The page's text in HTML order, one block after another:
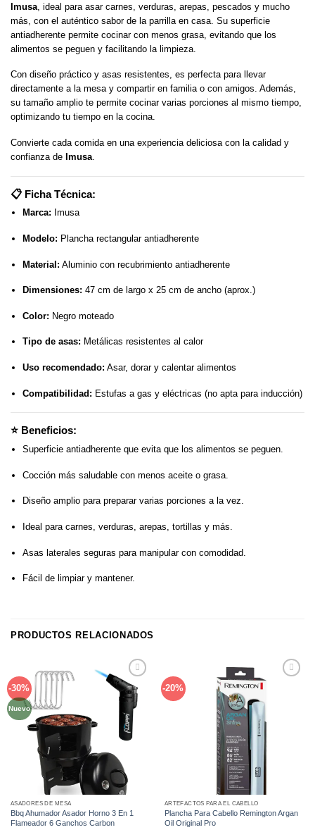
Imusa , ideal para asar carnes, verduras, arepas, pescados y mucho
más, con el auténtico sabor de la parrilla en casa. Su superficie
antiadherente permite cocinar con menos grasa, evitando que los
alimentos se peguen y facilitando la limpieza.
Con diseño práctico y asas resistentes, es perfecta para llevar
directamente a la mesa y compartir en familia o con amigos. Además,
su tamaño amplio te permite cocinar varias porciones al mismo tiempo,
optimizando tu tiempo en la cocina.
Convierte cada comida en una experiencia deliciosa con la calidad y
confianza de Imusa.
📋 Ficha Técnica:
Marca: Imusa
Modelo: Plancha rectangular antiadherente
Material: Aluminio con recubrimiento antiadherente
Dimensiones: 47 cm de largo x 25 cm de ancho (aprox.)
Color: Negro moteado
Tipo de asas: Metálicas resistentes al calor
Uso recomendado: Asar, dorar y calentar alimentos
Compatibilidad: Estufas a gas y eléctricas (no apta para inducción)
⭐ Beneficios:
Superficie antiadherente que evita que los alimentos se peguen.
Cocción más saludable con menos aceite o grasa.
Diseño amplio para preparar varias porciones a la vez.
Ideal para carnes, verduras, arepas, tortillas y más.
Asas laterales seguras para manipular con comodidad.
Fácil de limpiar y mantener.
PRODUCTOS RELACIONADOS
-30%
Nuevo
Añadir
a la
lista de
deseos
ASADORES DE MESA
Bbq Ahumador Asador Horno 3 En 1
Flameador 6 Ganchos Carbon
-20%
ARTEFACTOS PARA EL CABELLO
Plancha Para Cabello Remington Argan
Oil Original Pro